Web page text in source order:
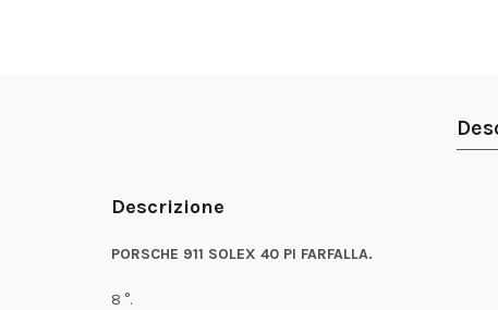
Descrizione
PORSCHE 911 SOLEX 40 PI FARFALLA.
8 °.